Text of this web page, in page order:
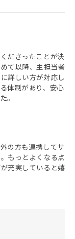
ださったことが決
て以降、主担当者
詳しい方が対応し
体制があり、安心
。
の方も連携してサ
もっとよくなる点
充実していると嬉